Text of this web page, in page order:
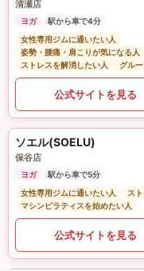
清瀬店
ヨガ
駅から車で4分
女性専用ジムに通いたい人
姿勢・腰痛・肩こりが気になる人
ストレスを解消したい人
グル
公式サイトを見る
ソエル(SOELU)
保谷店
ヨガ
駅から車で5分
女性専用ジムに通いたい人
ス
マシンピラティスを始めたい人
公式サイトを見る